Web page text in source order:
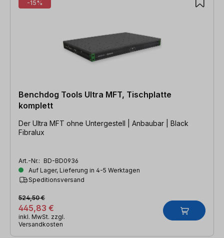
-15%
Benchdog Tools Ultra MFT, Tischplatte
komplett
Der Ultra MFT ohne Untergestell | Anbaubar | Black
Fibralux
Art.-Nr.: BD-BD0936
Auf Lager, Lieferung in 4-5 Werktagen
Speditionsversand
445,83 €
524,50 €
inkl. MwSt. zzgl.
Versandkosten